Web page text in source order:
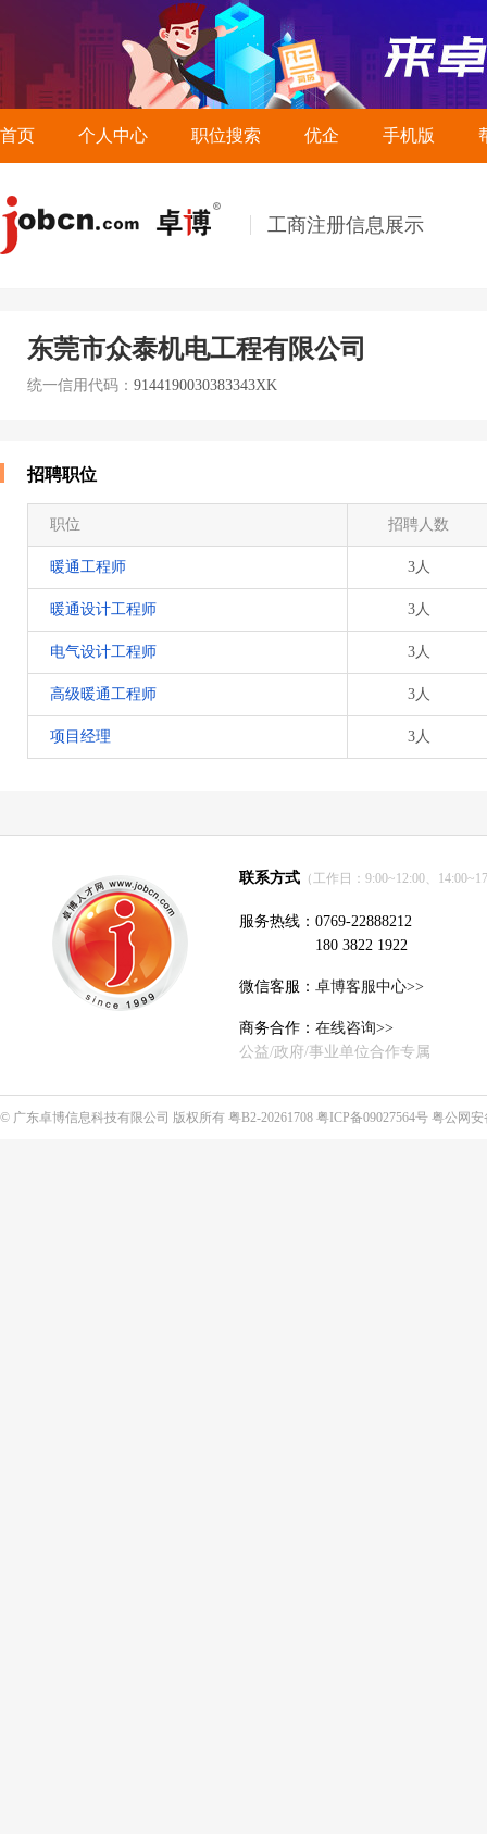
首页 个人中心 职位搜索 优企 手机版
工商注册信息展示
东莞市众泰机电工程有限公司
统一信用代码： 9144190030383343XK
招聘职位
职位 招聘人数
暖通工程师 3人
暖通设计工程师 3人
电气设计工程师 3人
高级暖通工程师 3人
项目经理 3人
联系方式 （工作日：9:00~12:00、
服务热线：0769-22888212
180 3822 1922
微信客服： 卓博客服中心>>
商务合作： 在线咨询>>
公益/政府/事业单位合作专属
© 广东卓博信息科技有限公司 版权所有 粤B2-20261708 粤ICP备09027564号 粤公网安